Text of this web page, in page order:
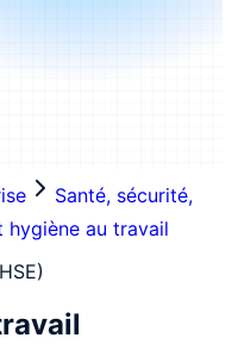
Santé, sécurité,
hygiène au travail